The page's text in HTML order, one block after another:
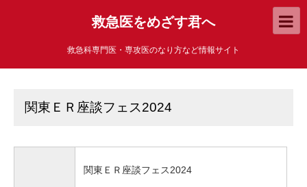
救急医をめざす君へ
救急科専門医・専攻医のなり方など情報サイト
関東ＥＲ座談フェス2024
関東ＥＲ座談フェス2024